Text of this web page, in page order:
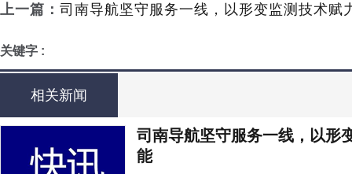
上一篇： 司南导航坚守服务一线，以形变监测技术赋
关键字 :
相关新闻
司南导航坚守服务一线，以形
能